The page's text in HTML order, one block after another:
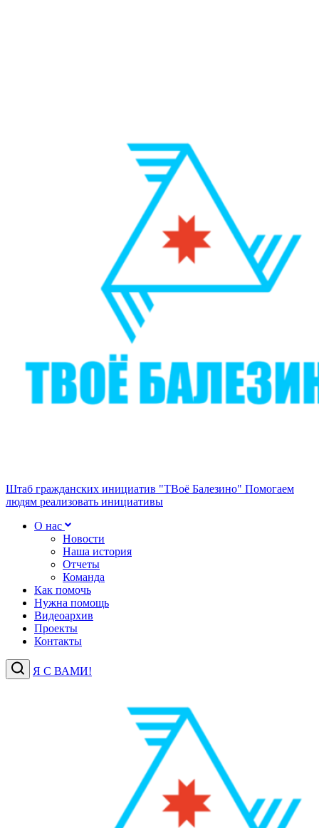
Штаб гражданских инициатив "ТВоё Балезино" Помогаем
людям реализовать инициативы
О нас
Новости
Наша история
Отчеты
Команда
Как помочь
Нужна помощь
Видеоархив
Проекты
Контакты
Я С ВАМИ!